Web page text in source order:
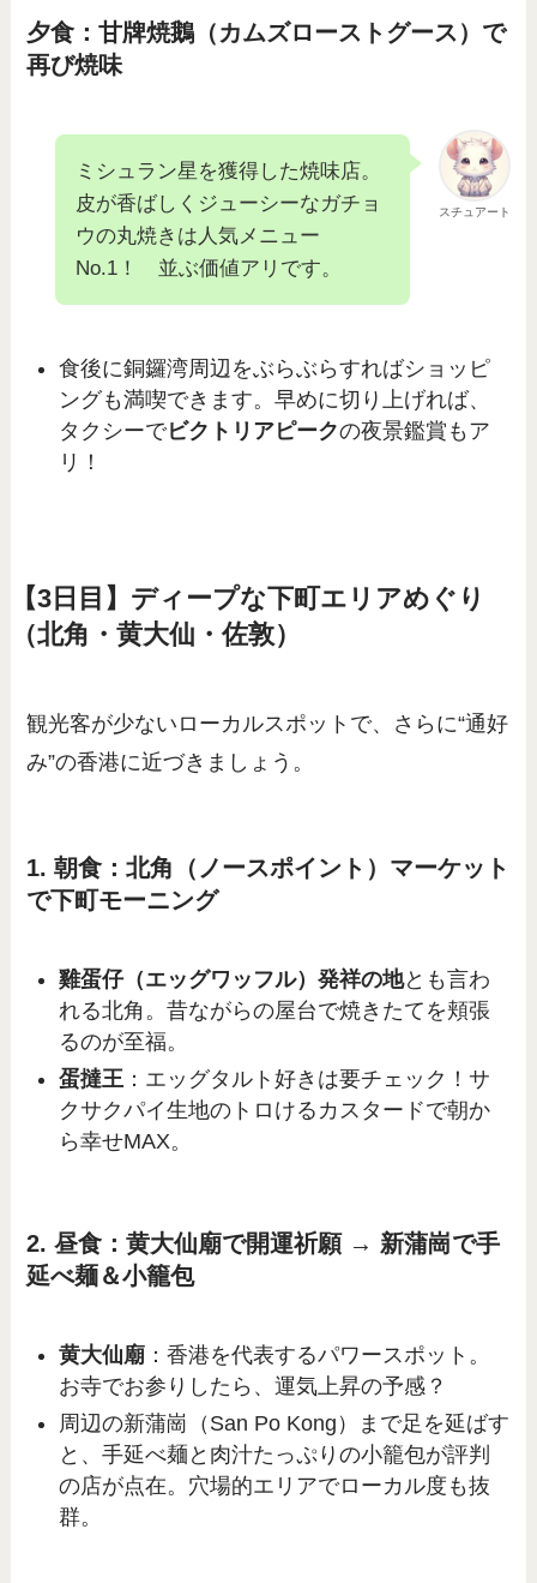
夕食：甘牌焼鵝（カムズローストグース）で
再び焼味
スチュアート
ミシュラン星を獲得した焼味店。
皮が香ばしくジューシーなガチョ
ウの丸焼きは人気メニュー
No.1！ 並ぶ価値アリです。
食後に銅鑼湾周辺をぶらぶらすればショッピ
ングも満喫できます。早めに切り上げれば、
タクシーでビクトリアピークの夜景鑑賞もア
リ！
【3日目】ディープな下町エリアめぐり
（北角・黄大仙・佐敦）
観光客が少ないローカルスポットで、さらに“通好
み”の香港に近づきましょう。
1. 朝食：北角（ノースポイント）マーケット
で下町モーニング
雞蛋仔（エッグワッフル）発祥の地とも言わ
れる北角。昔ながらの屋台で焼きたてを頬張
るのが至福。
蛋撻王 ：エッグタルト好きは要チェック！サ
クサクパイ生地のトロけるカスタードで朝か
ら幸せMAX。
2. 昼食：黄大仙廟で開運祈願 → 新蒲崗で手
延べ麺＆小籠包
黄大仙廟 ：香港を代表するパワースポット。
お寺でお参りしたら、運気上昇の予感？
周辺の新蒲崗（San Po Kong）まで足を延ばす
と、手延べ麺と肉汁たっぷりの小籠包が評判
の店が点在。穴場的エリアでローカル度も抜
群。